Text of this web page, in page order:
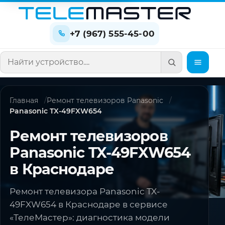
+7 (967) 555-45-00
Поиск по сайту
Главная
Ремонт телевизоров Panasonic
Panasonic TX-49FXW654
Ремонт телевизоров
Panasonic TX-49FXW654
в Краснодаре
Ремонт телевизора Panasonic TX-
49FXW654 в Краснодаре в сервисе
«ТелеМастер»: диагностика модели